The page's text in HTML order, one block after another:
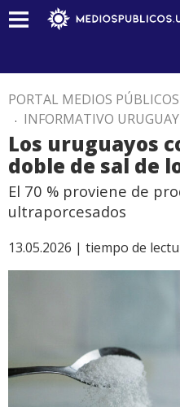
PORTAL MEDIOS PÚBLICOS
. INFORMATIVO URUGUAY
Los uruguayos
doble de sal de
El 70 % proviene de
ultraporcesados
13.05.2026 | tiempo de